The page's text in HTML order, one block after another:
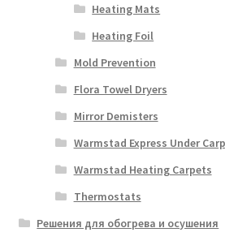
Heating Mats
Heating Foil
Mold Prevention
Flora Towel Dryers
Mirror Demisters
Warmstad Express Under
Warmstad Heating Carpets
Thermostats
Решения для обогрева и осушения